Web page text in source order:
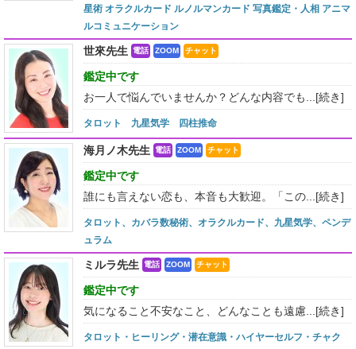
星術 オラクルカード ルノルマンカード 写真鑑定・人相 アニマ
ルコミュニケーション
世來先生 電話 ZOOM チャット
鑑定中です
お一人で悩んでいませんか？どんな内容でも... [続き]
タロット 九星気学 四柱推命
海月ノ木先生 電話 ZOOM チャット
鑑定中です
誰にも言えない恋も、本音も大歓迎。「この... [続き]
タロット、カバラ数秘術、オラクルカード、九星気学、ペンデ
ュラム
ミルラ先生 電話 ZOOM チャット
鑑定中です
気になること不安なこと、どんなことも遠慮... [続き]
タロット・ヒーリング・潜在意識・ハイヤーセルフ・チャク